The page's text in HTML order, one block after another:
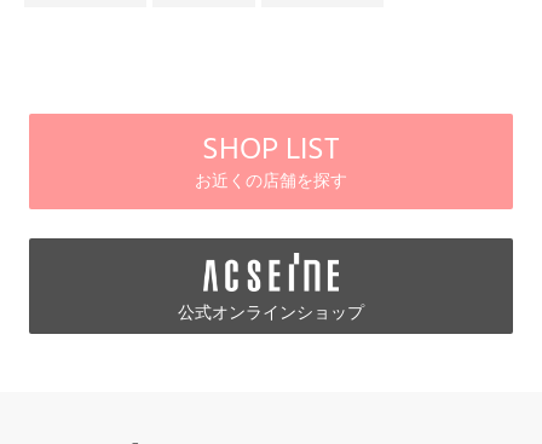
SHOP LIST
お近くの店舗を探す
公式オンラインショップ